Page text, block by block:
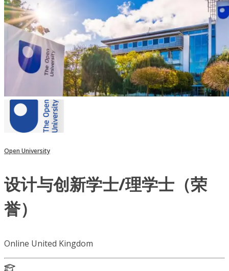
Open University
设计与创新学士/理学士（荣
誉）
Online United Kingdom